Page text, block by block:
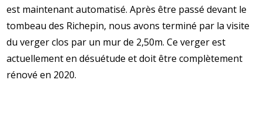
est maintenant automatisé. Après être passé devant le
tombeau des Richepin, nous avons terminé par la visite
du verger clos par un mur de 2,50m. Ce verger est
actuellement en désuétude et doit être complètement
rénové en 2020.